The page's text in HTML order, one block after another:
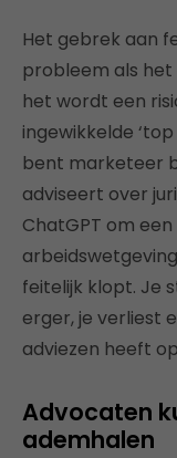
Het gebrek aan
probleem als
het wordt een
ingewikkelde
bent marketeer
adviseert over
ChatGPT om
feitelijk klopt. Je
erger, je verliest
adviezen heeft
Advocaten
ademhalen